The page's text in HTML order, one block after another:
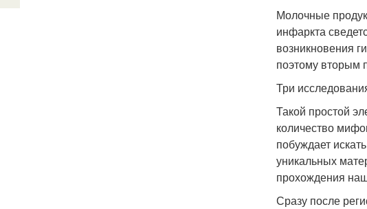
Молочные
инфаркта
возникновения
поэтому вторым
Три
Такой простой
количество
побуждает
уникальных
прохождения
Сразу после